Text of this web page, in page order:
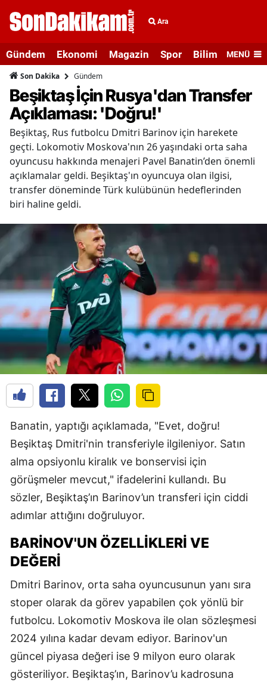
Ara
Gündem Ekonomi Magazin Spor Bilim veMENÜ
Son Dakika Gündem
Beşiktaş İçin Rusya'dan Transfer
Açıklaması: 'Doğru!'
Beşiktaş, Rus futbolcu Dmitri Barinov için harekete
geçti. Lokomotiv Moskova'nın 26 yaşındaki orta saha
oyuncusu hakkında menajeri Pavel Banatin’den önemli
açıklamalar geldi. Beşiktaş'ın oyuncuya olan ilgisi,
transfer döneminde Türk kulübünün hedeflerinden
biri haline geldi.
Banatin, yaptığı açıklamada, "Evet, doğru!
Beşiktaş Dmitri'nin transferiyle ilgileniyor. Satın
alma opsiyonlu kiralık ve bonservisi için
görüşmeler mevcut," ifadelerini kullandı. Bu
sözler, Beşiktaş’ın Barinov’un transferi için ciddi
adımlar attığını doğruluyor.
BARINOV'UN ÖZELLIKLERI VE
DEĞERI
Dmitri Barinov, orta saha oyuncusunun yanı sıra
stoper olarak da görev yapabilen çok yönlü bir
futbolcu. Lokomotiv Moskova ile olan sözleşmesi
2024 yılına kadar devam ediyor. Barinov'un
güncel piyasa değeri ise 9 milyon euro olarak
gösteriliyor. Beşiktaş’ın, Barinov’u kadrosuna